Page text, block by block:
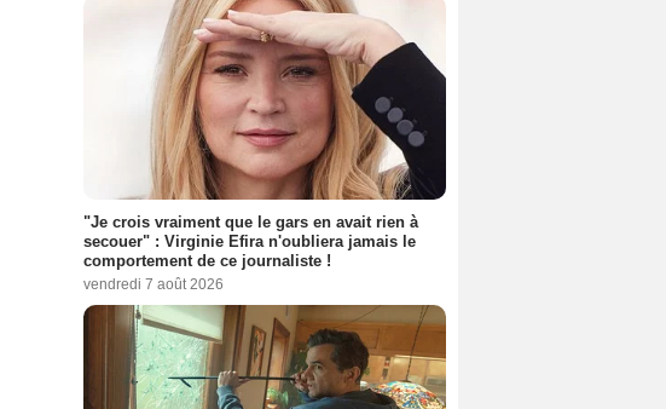
"Je crois vraiment que le gars en avait rien à
secouer" : Virginie Efira n'oubliera jamais le
comportement de ce journaliste !
vendredi 7 août 2026